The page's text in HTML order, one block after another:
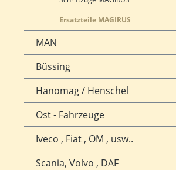
Ersatzteile MAGIRUS
MAN
Büssing
Hanomag / Henschel
Ost - Fahrzeuge
Iveco , Fiat , OM , usw..
Scania, Volvo , DAF